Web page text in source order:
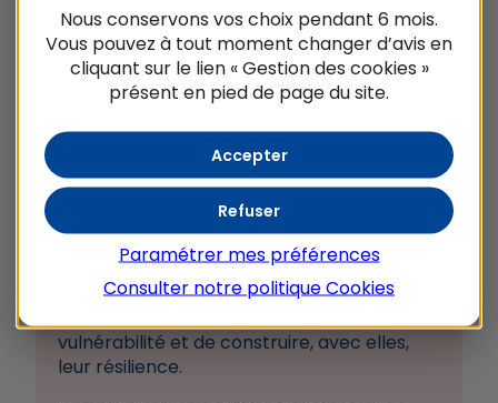
CROIX-ROUGE FRANÇAISE
Solidarité et territoires
La Croix-Rouge française a pour mission
d'agir pour protéger et relever, sans
vulnérabilité et de construire, avec elles,
leur résilience.
Nous conservons vos choix pendant 6 mois.
Vous pouvez à tout moment changer d’avis en
cliquant sur le lien « Gestion des cookies »
présent en pied de page du site.
Accepter
Refuser
Paramétrer mes préférences
Consulter notre politiqueCookies